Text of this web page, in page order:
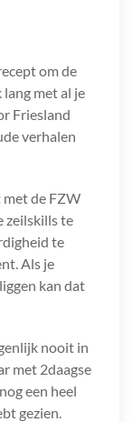
om de
met al je
Friesland
verhalen
de FZW
zeilskills te
te
Als je
kan dat
nooit in
met 2daagse
een heel
gezien.